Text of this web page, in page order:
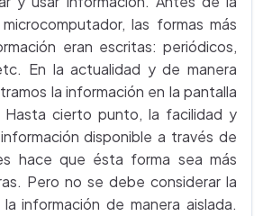
las formas más
eran escritas: periódicos,
En la actualidad y de manera
la información en la pantalla
Hasta cierto punto, la facilidad y
disponible a través de
hace que ésta forma sea más
Pero no se debe considerar la
información de manera aislada.